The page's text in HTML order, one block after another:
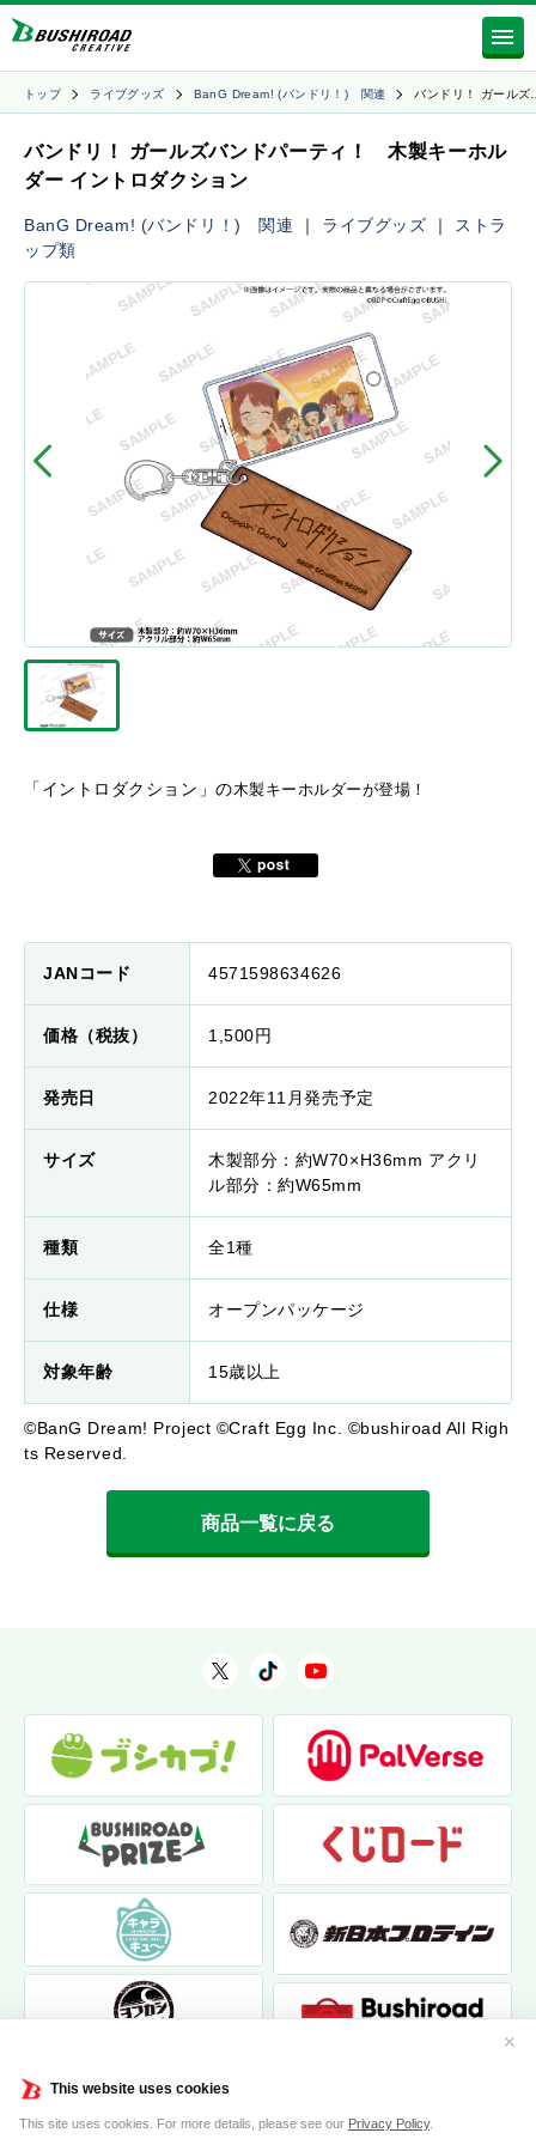
This website uses cookies
This site uses cookies. For more details, please see our Privacy Policy.
✕
トップ ライブグッズ BanG Dream! (バンドリ！) 関連 バンドリ！ ガール
バンドリ！ ガールズバンドパーティ！ 木製キーホル
ダー イントロダクション
BanG Dream! (バンドリ！) 関連 ｜ ライブグッズ ｜
ストラ
ップ類
「イントロダクション」の木製キーホルダーが登場！
JANコード 4571598634626
価格（税抜） 1,500円
発売日 2022年11月発売予定
サイズ
木製部分：約W70×H36mm アクリ
ル部分：約W65mm
種類 全1種
仕様 オープンパッケージ
対象年齢 15歳以上
©BanG Dream! Project ©Craft Egg Inc. ©bushiroad All Righ
ts Reserved.
商品一覧に戻る